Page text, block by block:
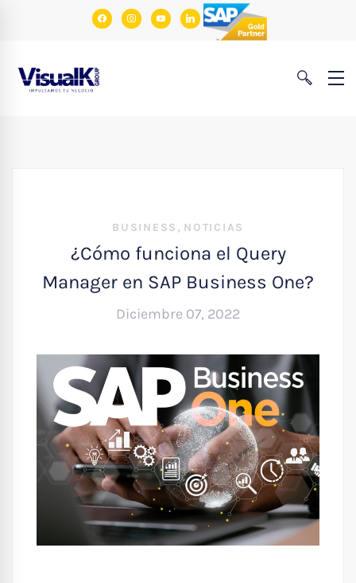
facebookinstagram
youtubelinkedin
BUSINESS , NOTICIAS
¿Cómo funciona el Query
Manager en SAP Business One?
Diciembre 07, 2022